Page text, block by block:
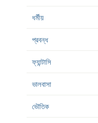
ধর্মীয়
প্রবন্ধ
ফ্যান্টাসি
ভালবাসা
ভৌতিক